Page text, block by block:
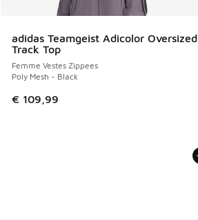
adidas Teamgeist Adicolor Oversized
Track Top
Femme Vestes Zippees
Poly Mesh - Black
€ 109,99